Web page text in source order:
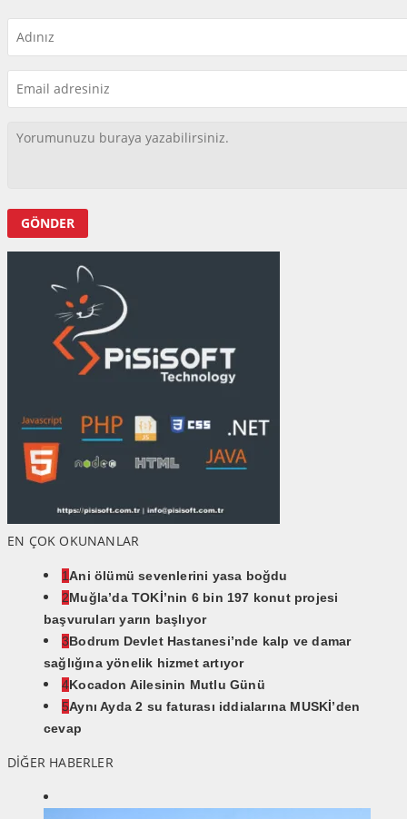
EN ÇOK OKUNANLAR
1Ani ölümü sevenlerini yasa boğdu
2Muğla’da TOKİ’nin 6 bin 197 konut projesi
başvuruları yarın başlıyor
3Bodrum Devlet Hastanesi’nde kalp ve damar
sağlığına yönelik hizmet artıyor
4Kocadon Ailesinin Mutlu Günü
5Aynı Ayda 2 su faturası iddialarına MUSKİ’den
cevap
DİĞER HABERLER